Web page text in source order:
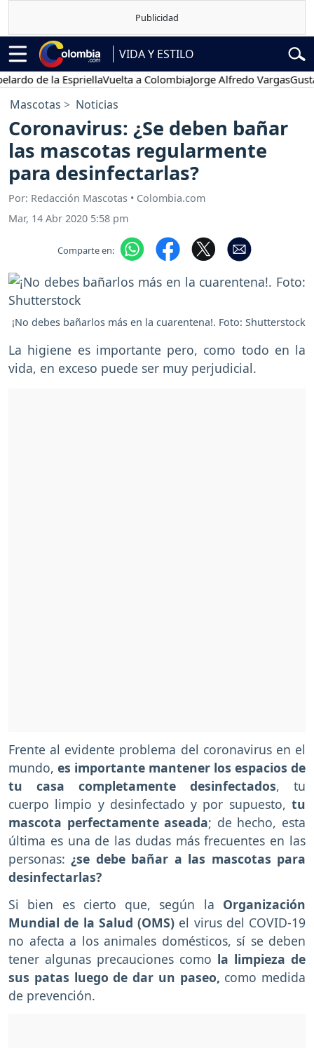
VIDA Y ESTILO
de la EspriellaVuelta a ColombiaJorge Alfredo VargasGustavo
Mascotas Noticias
Coronavirus: ¿Se deben bañar
las mascotas regularmente
para desinfectarlas?
Por: Redacción Mascotas • Colombia.com
Mar, 14 Abr 2020 5:58 pm
Comparte en:
¡No debes bañarlos más en la cuarentena!. Foto: Shutterstock
La higiene es importante pero, como todo en la
vida, en exceso puede ser muy perjudicial.
Frente al evidente problema del coronavirus en el
mundo, es importante mantener los espacios de
tu casa completamente desinfectados, tu
cuerpo limpio y desinfectado y por supuesto, tu
mascota perfectamente aseada; de hecho, esta
última es una de las dudas más frecuentes en las
personas: ¿se debe bañar a las mascotas para
desinfectarlas?
Si bien es cierto que, según la Organización
Mundial de la Salud (OMS) el virus del COVID-19
no afecta a los animales domésticos, sí se deben
tener algunas precauciones como la limpieza de
sus patas luego de dar un paseo, como medida
de prevención.